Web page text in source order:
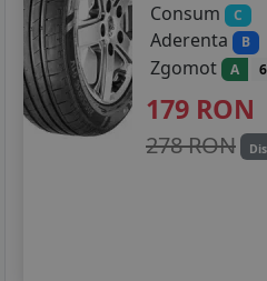
Consum
C
Aderenta B
Zgomot A
179 RON
278 RON